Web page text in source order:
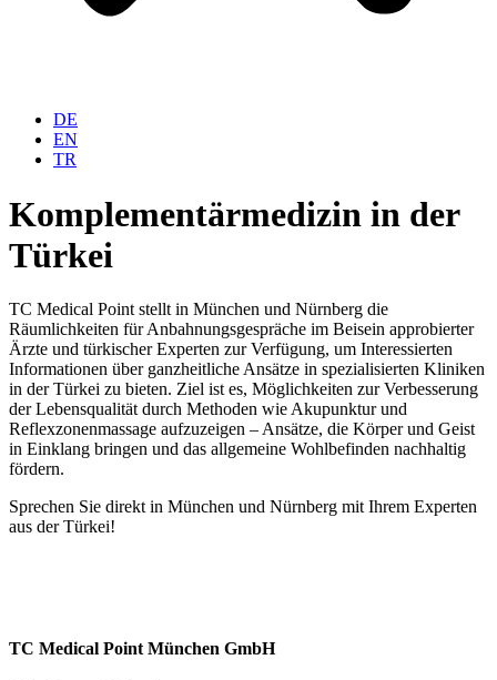
DE
EN
TR
Komplementärmedizin in der
Türkei
TC Medical Point stellt in München und Nürnberg die
Räumlichkeiten für Anbahnungsgespräche im Beisein approbierter
Ärzte und türkischer Experten zur Verfügung, um Interessierten
Informationen über ganzheitliche Ansätze in spezialisierten Kliniken
in der Türkei zu bieten. Ziel ist es, Möglichkeiten zur Verbesserung
der Lebensqualität durch Methoden wie Akupunktur und
Reflexzonenmassage aufzuzeigen – Ansätze, die Körper und Geist
in Einklang bringen und das allgemeine Wohlbefinden nachhaltig
fördern.
Sprechen Sie direkt in München und Nürnberg mit Ihrem Experten
aus der Türkei!
TC Medical Point München GmbH